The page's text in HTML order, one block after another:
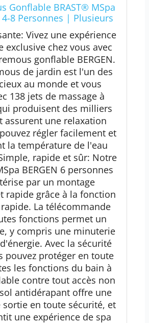
Gonflable BRAST® MSpa
8 Personnes | Plusieurs
| Piscine extérieure
l'année | jusqu'à 144
de Massage
Vivez une expérience
exclusive chez vous avec
gonflable BERGEN.
de jardin est l'un des
au monde et vous
138 jets de massage à
produisent des milliers
assurent une relaxation
régler facilement et
la température de l'eau
rapide et sûr: Notre
BERGEN 6 personnes
par un montage
rapide grâce à la fonction
La télécommande
fonctions permet un
y compris une minuterie
Avec la sécurité
pouvez protéger en toute
les fonctions du bain à
contre tout accès non
antidérapant offre une
sortie en toute sécurité, et
une expérience de spa